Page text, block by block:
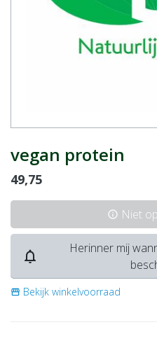
vegan protein
49,75
info Niet
notifications_none
Herinner mij
storefront Bekijk winkelvoorraad